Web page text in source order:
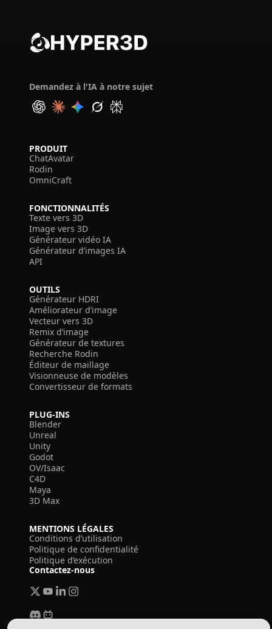
Demandez à l'IA à notre sujet
PRODUIT
ChatAvatar
Rodin
OmniCraft
FONCTIONNALITÉS
Texte vers 3D
Image vers 3D
Générateur vidéo IA
Générateur d’images IA
API
OUTILS
Générateur HDRI
Améliorateur d’image
Vecteur vers 3D
Remix d’image
Générateur de textures
Recherche Rodin
Éditeur de maillage
Visionneuse de modèles
Convertisseur de formats
PLUG-INS
Blender
Unreal
Unity
Godot
OV/Isaac
C4D
Maya
3D Max
MENTIONS LÉGALES
Conditions d’utilisation
Politique de confidentialité
Politique d’exécution
Contactez-nous